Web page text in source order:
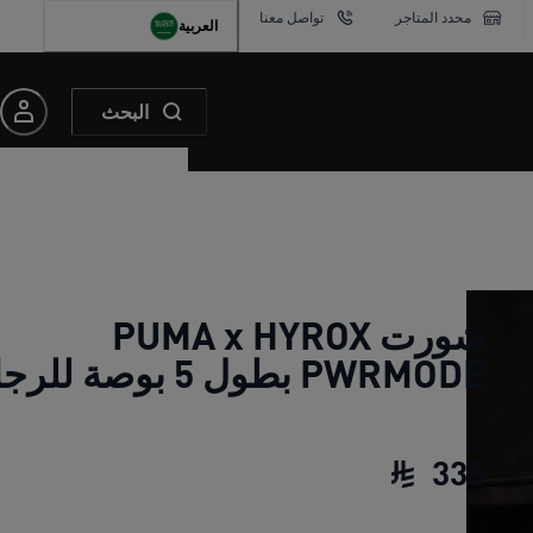
محدد المتاجر تواصل معنا العربية
البحث
شورت PUMA x HYROX
PWRMODE بطول 5 بوصة للرجال
335